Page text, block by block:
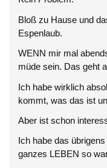
Bloß zu Hause und
Espenlaub.
WENN mir mal
müde sein. Das geht
Ich habe wirklich
kommt, was das ist
Aber ist schon
Ich habe das
ganzes LEBEN so